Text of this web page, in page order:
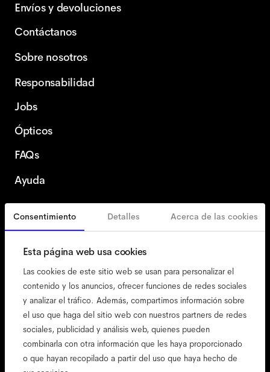
Consentimiento Detalles Acerca de las cookies
Esta página web usa cookies
Las cookies de este sitio web se usan para personalizar el
contenido y los anuncios, ofrecer funciones de redes sociales
y analizar el tráfico. Además, compartimos información sobre
el uso que haga del sitio web con nuestros partners de redes
sociales, publicidad y análisis web, quienes pueden
combinarla con otra información que les haya proporcionado
o que hayan recopilado a partir del uso que haya hecho de
Envíos y devoluciones
Contáctanos
Sobre nosotros
Responsabilidad
Jobs
Ópticos
FAQs
Ayuda
España Spanish
accesibilidad
nuestra política de cookies
menciones legales
privacidad